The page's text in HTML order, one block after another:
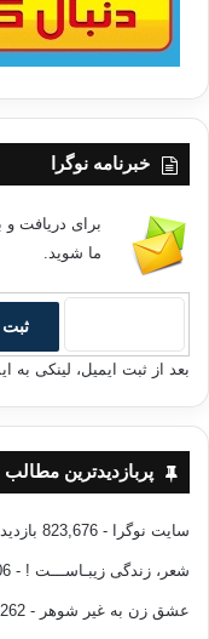
سرافكندگي آنها مي
كه تنها مرتكب اين
:
نه تنها در مسئله
مشكلات زندگي را
ديگري بپيماييم.
خبرنامه نوگرا
برای دریافت
ما شوید.
بعد از ثبت ایمیل، لینکی به
پربازدیدترین
سایت نوگرا - 823,676 بازدید
شعر، زندگی زیبـاســـت ! - 485,306 بازدید
عشق زن به غیر شوهر - 280,262 بازدید